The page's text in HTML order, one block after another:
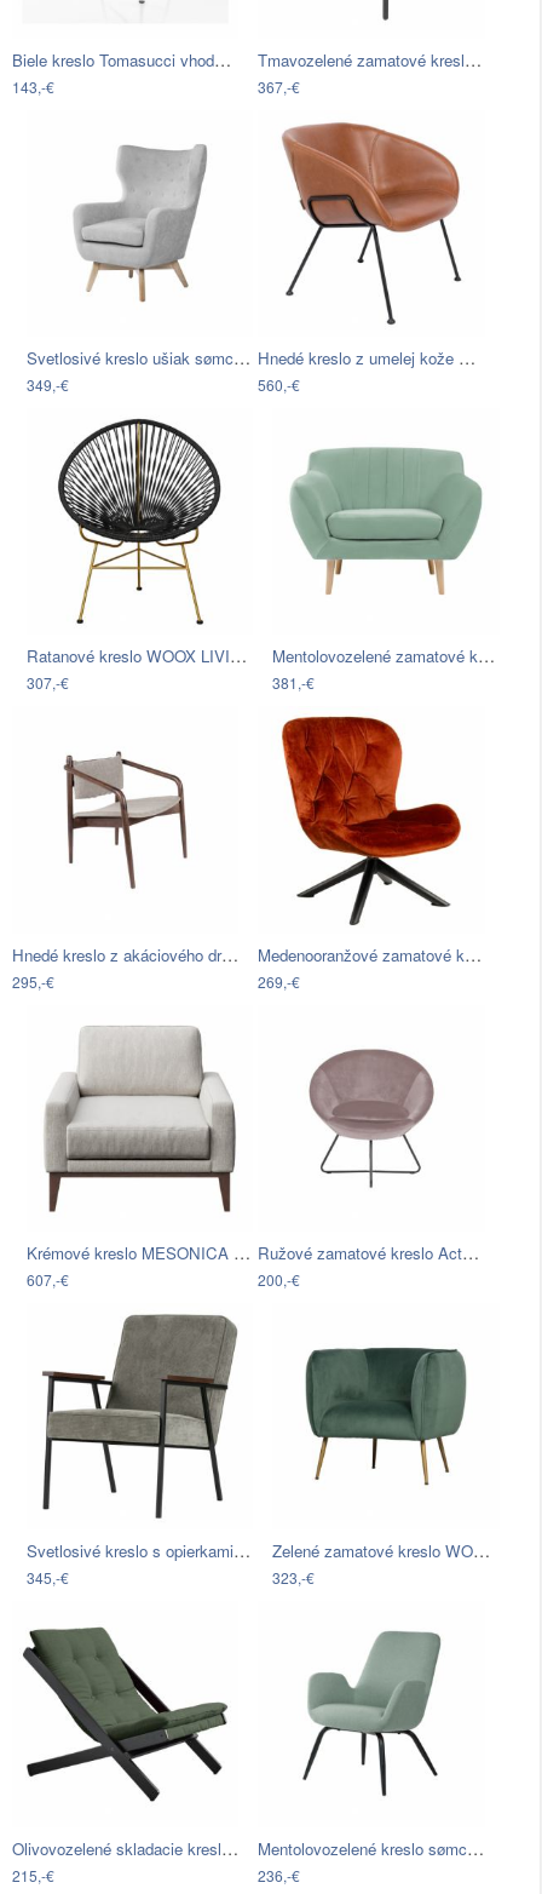
Biele kreslo Tomasucci vhodné do…
143,-€
Tmavozelené zamatové kreslo White Label…
367,-€
Svetlosivé kreslo ušiak sømcasa Lisboa
349,-€
Hnedé kreslo z umelej kože Zuiver Feston
560,-€
Ratanové kreslo WOOX LIVING Ratta
307,-€
Mentolovozelené zamatové kreslo Mazzini…
381,-€
Hnedé kreslo z akáciového dreva…
295,-€
Medenooranžové zamatové kreslo Actona…
269,-€
Krémové kreslo MESONICA Musso
607,-€
Ružové zamatové kreslo Actona Center
200,-€
Svetlosivé kreslo s opierkami WOOOD…
345,-€
Zelené zamatové kreslo WOOOD Scout
323,-€
Olivovozelené skladacie kreslo z…
215,-€
Mentolovozelené kreslo sømcasa Doha
236,-€